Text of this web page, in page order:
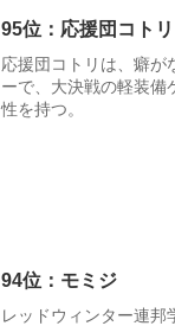
95位：応援団コトリ
応援団コトリは、癖が
ーで、大決戦の軽装備
性を持つ。
94位：モミジ
レッドウィンター連邦